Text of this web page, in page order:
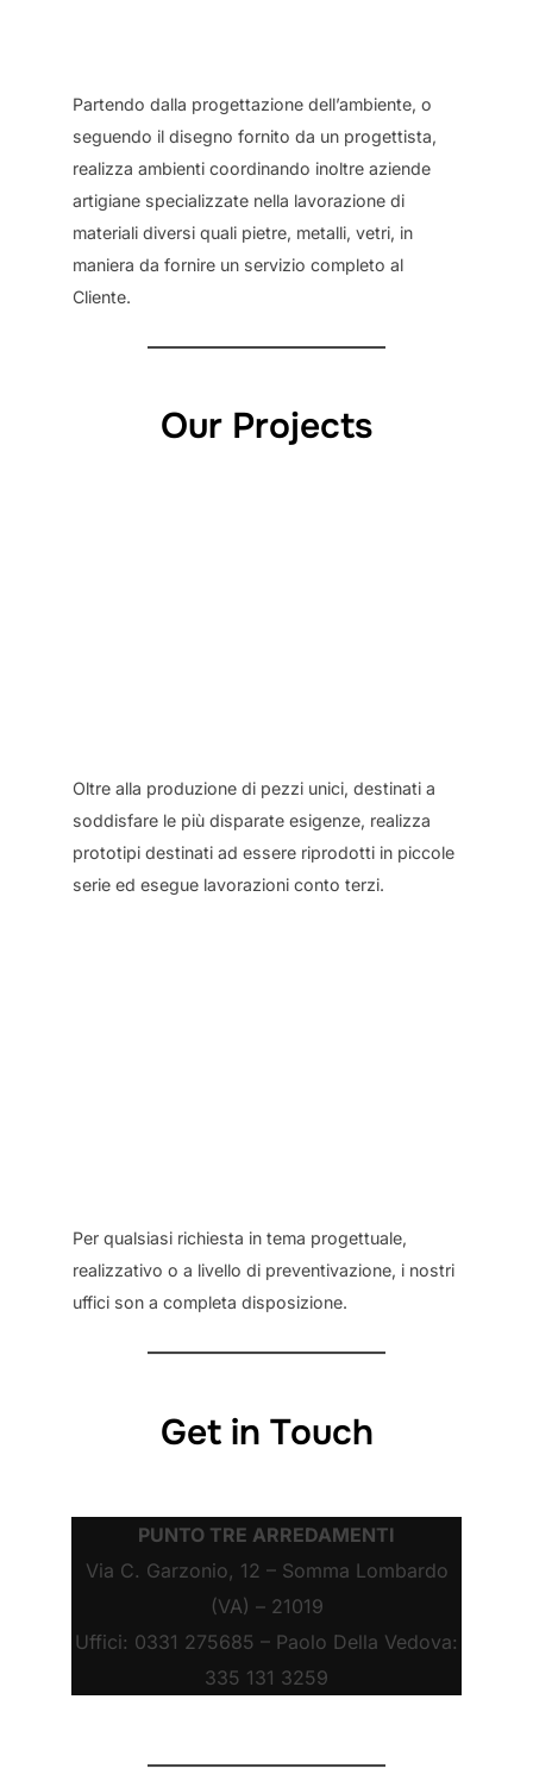
Partendo dalla progettazione dell’ambiente, o
seguendo il disegno fornito da un progettista,
realizza ambienti coordinando inoltre aziende
artigiane specializzate nella lavorazione di
materiali diversi quali pietre, metalli, vetri, in
maniera da fornire un servizio completo al
Cliente.
Our Projects
Oltre alla produzione di pezzi unici, destinati a
soddisfare le più disparate esigenze, realizza
prototipi destinati ad essere riprodotti in piccole
serie ed esegue lavorazioni conto terzi.
Per qualsiasi richiesta in tema progettuale,
realizzativo o a livello di preventivazione, i nostri
uffici son a completa disposizione.
Get in Touch
PUNTO TRE ARREDAMENTI
Via C. Garzonio, 12 – Somma Lombardo
(VA) – 21019
Uffici: 0331 275685 – Paolo Della Vedova:
335 131 3259